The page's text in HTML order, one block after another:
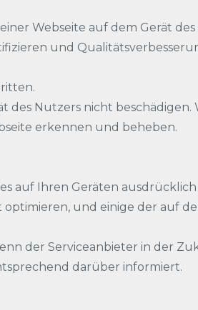
Webseite auf dem Gerät
und
des Nutzers nicht beschädigen.
erkennen und beheben.
auf Ihren Geräten ausdrücklich
optimieren, und einige der auf
der Serviceanbieter in der
darüber informiert.